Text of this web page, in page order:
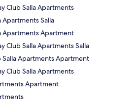
Club Salla Apartments
Apartments Salla
Apartments Apartment
Club Salla Apartments Salla
Salla Apartments Apartment
Club Salla Apartments
Apartment